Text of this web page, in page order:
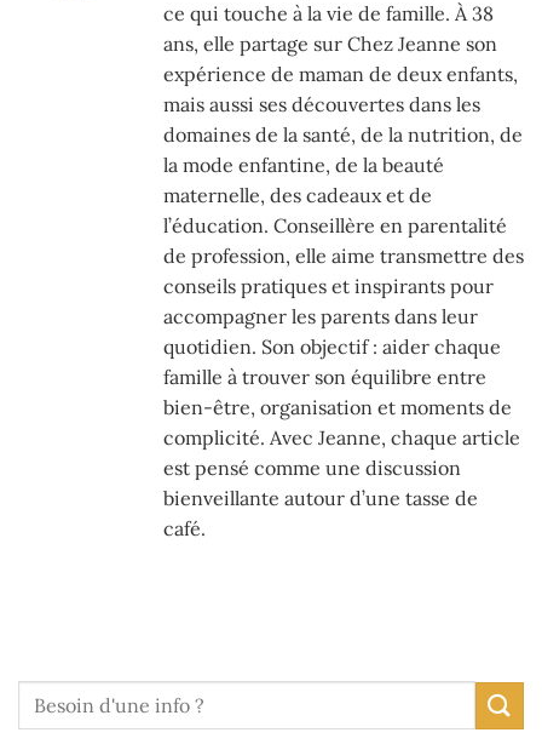
ce qui touche à la vie de famille. À 38
ans, elle partage sur Chez Jeanne son
expérience de maman de deux enfants,
mais aussi ses découvertes dans les
domaines de la santé, de la nutrition, de
la mode enfantine, de la beauté
maternelle, des cadeaux et de
l’éducation. Conseillère en parentalité
de profession, elle aime transmettre des
conseils pratiques et inspirants pour
accompagner les parents dans leur
quotidien. Son objectif : aider chaque
famille à trouver son équilibre entre
bien-être, organisation et moments de
complicité. Avec Jeanne, chaque article
est pensé comme une discussion
bienveillante autour d’une tasse de
café.